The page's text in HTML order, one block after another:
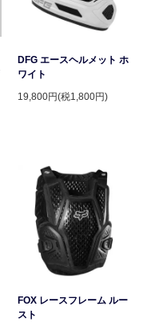
DFG エースヘルメット ホ
ワイト
19,800円(税1,800円)
FOX レースフレーム ルー
スト